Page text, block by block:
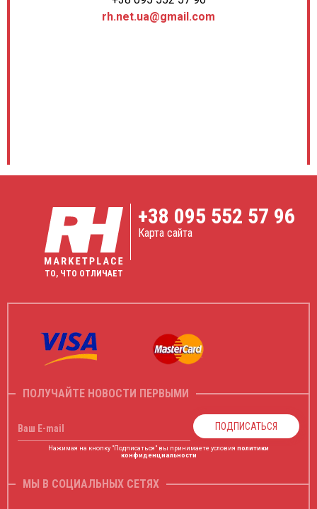
rh.net.ua@gmail.com
ТО, ЧТО ОТЛИЧАЕТ
+38 095 552 57 96
Карта сайта
ПОЛУЧАЙТЕ НОВОСТИ ПЕРВЫМИ
Ваш E-mail ПОДПИСАТЬСЯ
Нажимая на кнопку "Подписаться" вы принимаете условия политики
конфиденциальности
МЫ В СОЦИАЛЬНЫХ СЕТЯХ